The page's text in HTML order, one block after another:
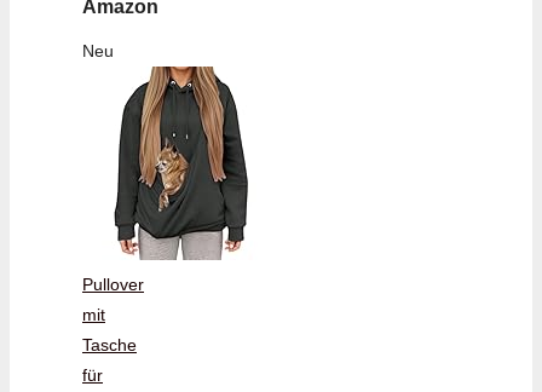
Amazon
Neu
Pullover
mit
Tasche
für